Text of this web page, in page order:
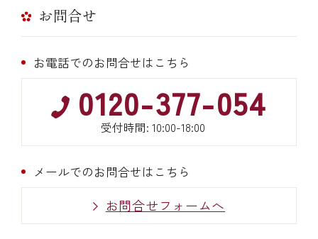
お問合せ
お電話でのお問合せはこちら
0120-377-054
受付時間: 10:00-18:00
メールでのお問合せはこちら
お問合せフォームへ